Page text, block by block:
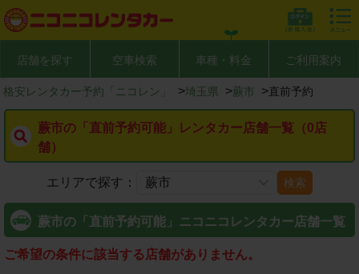
店舗を探す 空車検索 車種・料金 ご利用案内
格安レンタカー予約「ニコレン」 >埼玉県 >蕨市 >直前予約
蕨市の「直前予約可能」レンタカー店舗一覧（0店
舗）
エリアで探す： 検索
蕨市の「直前予約可能」ニコニコレンタカー店舗一覧
ご希望の条件に該当する店舗がありません。